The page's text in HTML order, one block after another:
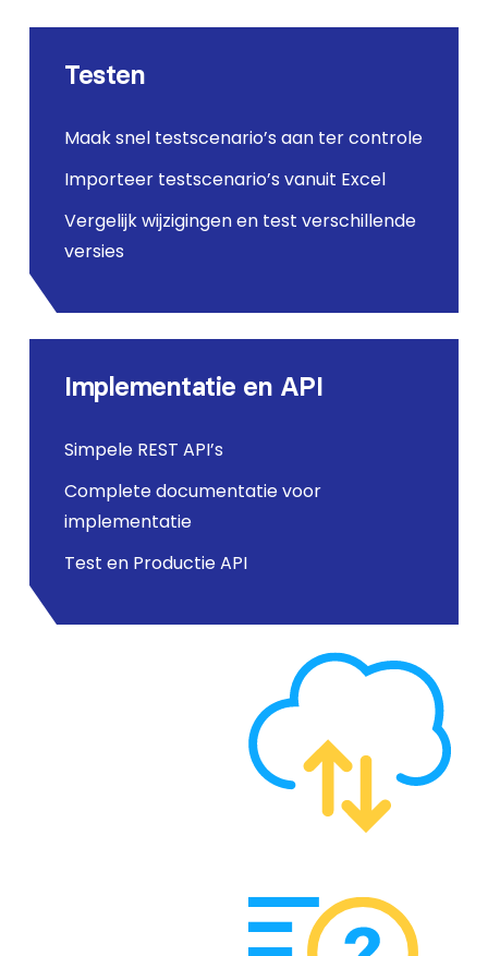
Testen
Maak snel testscenario’s aan ter controle
Importeer testscenario’s vanuit Excel
Vergelijk wijzigingen en test verschillende
versies
Implementatie en API
Simpele REST API’s
Complete documentatie voor
implementatie
Test en Productie API